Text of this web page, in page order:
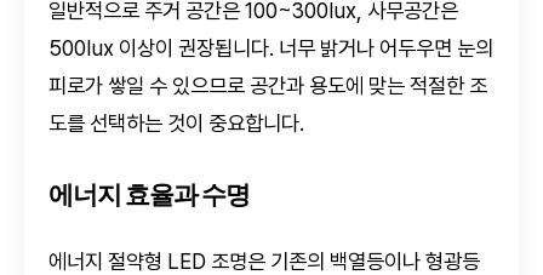
일반적으로 주거 공간은 100~300lux, 사무공간은
500lux 이상이 권장됩니다. 너무 밝거나 어두우면 눈의
피로가 쌓일 수 있으므로 공간과 용도에 맞는 적절한 조
도를 선택하는 것이 중요합니다.
에너지 효율과 수명
에너지 절약형 LED 조명은 기존의 백열등이나 형광등